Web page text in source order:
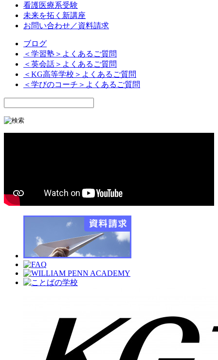
看護医療系受験
未来を拓く新講座
お問い合わせ／資料請求
ブログ
＜学習塾＞よくあるご質問
＜英会話＞よくあるご質問
＜KG高等学校＞よくあるご質問
＜学びのコーチ＞よくあるご質問